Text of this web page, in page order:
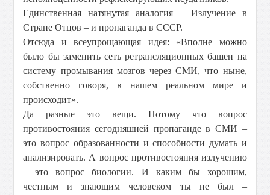
Единственная натянутая аналогия – Излучение в
Стране Отцов – и пропаганда в СССР.
Отсюда и всеупрощающая идея: «Вполне можно
было бы заменить сеть ретрансляционных башен на
систему промывания мозгов через СМИ, что ныне,
собственно говоря, в нашем реальном мире и
происходит».
Да разные это вещи. Потому что вопрос
противостояния сегодняшней пропаганде в СМИ –
это вопрос образованности и способности думать и
анализировать. А вопрос противостояния излучению
– это вопрос биологии. И каким бы хорошим,
честным и знающим человеком ты не был –